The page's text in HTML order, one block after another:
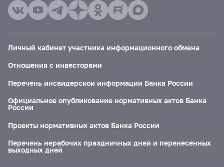
Личный кабинет участника информационного обмена
Отношения с инвесторами
Перечень инсайдерской информации Банка России
Официальное опубликование нормативных актов Банка
России
Проекты нормативных актов Банка России
Перечень нерабочих праздничных дней и перенесенных
выходных дней